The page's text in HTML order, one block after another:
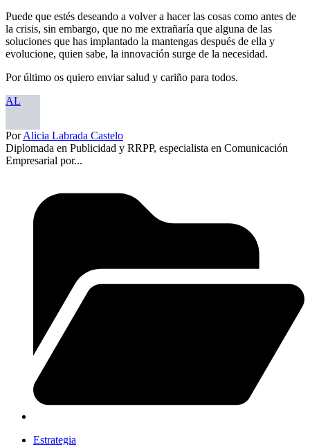
Puede que estés deseando a volver a hacer las cosas como antes de
la crisis, sin embargo, que no me extrañaría que alguna de las
soluciones que has implantado la mantengas después de ella y
evolucione, quien sabe, la innovación surge de la necesidad.
Por último os quiero enviar salud y cariño para todos.
AL
PorAlicia Labrada Castelo
Diplomada en Publicidad y RRPP, especialista en Comunicación
Empresarial por...
Estrategia